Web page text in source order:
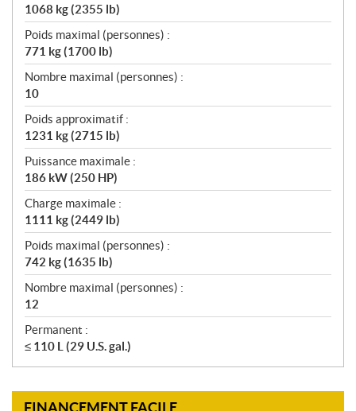
1068 kg (2355 lb)
Poids maximal (personnes) :
771 kg (1700 lb)
Nombre maximal (personnes) :
10
Poids approximatif :
1231 kg (2715 lb)
Puissance maximale :
186 kW (250 HP)
Charge maximale :
1111 kg (2449 lb)
Poids maximal (personnes) :
742 kg (1635 lb)
Nombre maximal (personnes) :
12
Permanent :
≤ 110 L (29 U.S. gal.)
FINANCEMENT FACILE